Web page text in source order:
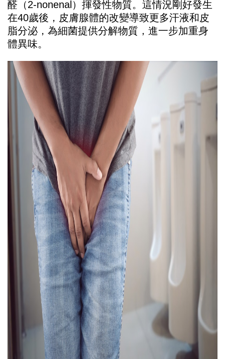
醛（2-nonenal）揮發性物質。這情況剛好發生
在40歲後，皮膚腺體的改變導致更多汗液和皮
脂分泌，為細菌提供分解物質，進一步加重身
體異味。